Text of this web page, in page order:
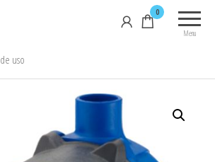
Bombas
Menu
0
uso